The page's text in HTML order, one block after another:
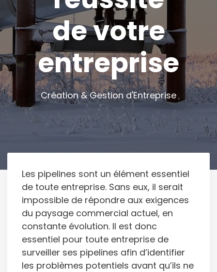
de votre
entreprise
Création & Gestion d'Entreprise
Les pipelines sont un élément essentiel
de toute entreprise. Sans eux, il serait
impossible de répondre aux exigences
du paysage commercial actuel, en
constante évolution. Il est donc
essentiel pour toute entreprise de
surveiller ses pipelines afin d’identifier
les problèmes potentiels avant qu’ils ne